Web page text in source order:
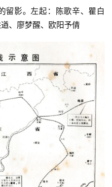
留影。左起：陈歌辛、瞿白
、廖梦醒、欧阳予倩